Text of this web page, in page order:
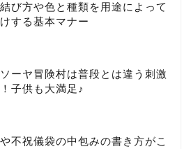
び方や色と種類を用途によって
する基本マナー
ソーヤ冒険村は普段とは違う刺激
子供も大満足♪
不祝儀袋の中包みの書き方がこ